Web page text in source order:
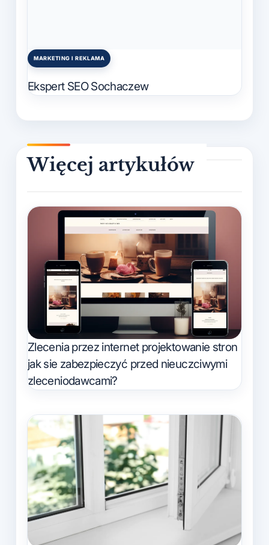
Posted
MARKETING I REKLAMA
Ekspert SEO Sochaczew
Zlecenia przez internet projektowanie stron
jak sie zabezpieczyć przed nieuczciwymi
zleceniodawcami?